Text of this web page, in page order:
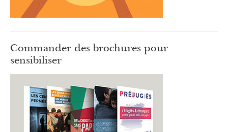
Commander des brochures pour
sensibiliser